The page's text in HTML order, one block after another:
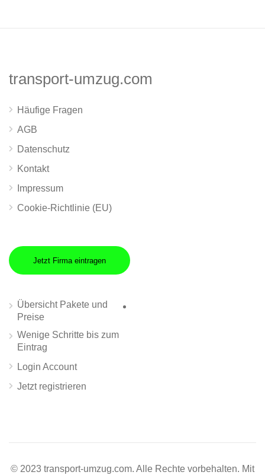
transport-umzug.com
Häufige Fragen
AGB
Datenschutz
Kontakt
Impressum
Cookie-Richtlinie (EU)
Jetzt Firma eintragen
Übersicht Pakete und
Preise
Wenige Schritte bis zum
Eintrag
Login Account
Jetzt registrieren
© 2023 transport-umzug.com. Alle Rechte vorbehalten. Mit